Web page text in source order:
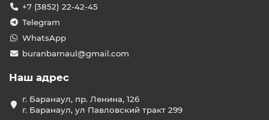
+7 (3852) 22-42-45
Telegram
WhatsApp
buranbarnaul@gmail.com
Наш адрес
г. Баранаул, пр. Ленина, 126
г. Баранаул, ул Павловский тракт 299